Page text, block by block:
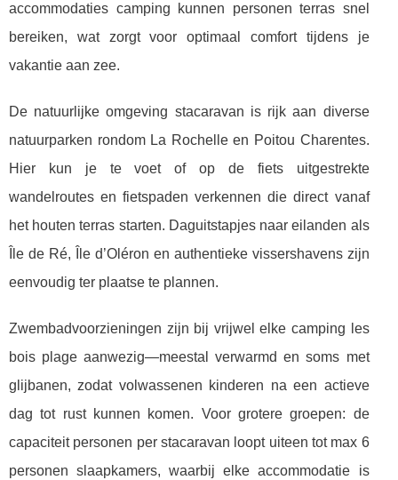
accommodaties camping kunnen personen terras snel
bereiken, wat zorgt voor optimaal comfort tijdens je
vakantie aan zee.
De natuurlijke omgeving stacaravan is rijk aan diverse
natuurparken rondom La Rochelle en Poitou Charentes.
Hier kun je te voet of op de fiets uitgestrekte
wandelroutes en fietspaden verkennen die direct vanaf
het houten terras starten. Daguitstapjes naar eilanden als
Île de Ré, Île d’Oléron en authentieke vissershavens zijn
eenvoudig ter plaatse te plannen.
Zwembadvoorzieningen zijn bij vrijwel elke camping les
bois plage aanwezig—meestal verwarmd en soms met
glijbanen, zodat volwassenen kinderen na een actieve
dag tot rust kunnen komen. Voor grotere groepen: de
capaciteit personen per stacaravan loopt uiteen tot max 6
personen slaapkamers, waarbij elke accommodatie is